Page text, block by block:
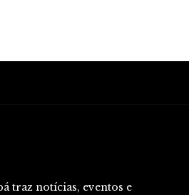
traz notícias, eventos e